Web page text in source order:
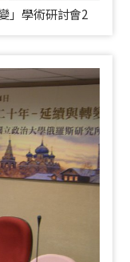
」學術研討會2